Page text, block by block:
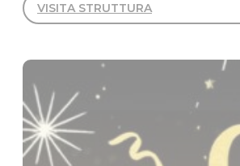
VISITA STRUTTURA